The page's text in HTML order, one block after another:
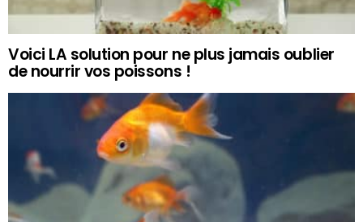
Voici LA solution pour ne plus jamais oublier
de nourrir vos poissons !